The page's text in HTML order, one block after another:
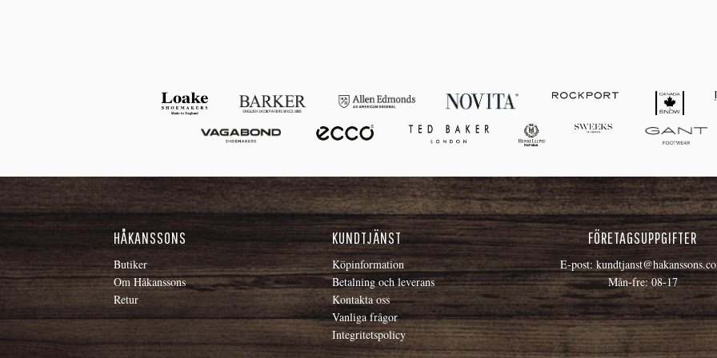
HÅKANSSONS
Butiker
Om Håkanssons
Retur
KUNDTJÄNST
Köpinformation
Betalning och leverans
Kontakta oss
Vanliga frågor
Integritetspolicy
FÖRETAGSUPPGIFTER
E-post:
Mån-fre: 08-17